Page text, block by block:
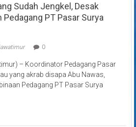
Sudah Jengkel, Desak
PT Pasar Surya
0
– Koordinator Pedagang Pasar
yang akrab disapa Abu Nawas,
Pedagang PT Pasar Surya